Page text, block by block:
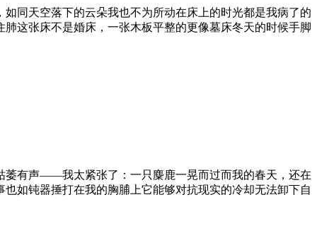
同天空落下的云朵我也不为所动在床上的时光都是我病了的
这张床不是婚床，一张木板平整的更像墓床冬天的时候手脚
萎有声——我太紧张了：一只麋鹿一晃而过而我的春天，还在
如钝器捶打在我的胸脯上它能够对抗现实的冷却无法卸下自